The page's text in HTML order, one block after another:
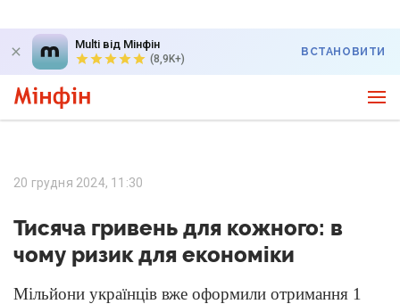
Multi від Мінфін
(8,9K+)
ВСТАНОВИТИ
20 грудня 2024, 11:30
Тисяча гривень для кожного: в
чому ризик для економіки
Мільйони українців вже оформили отримання 1